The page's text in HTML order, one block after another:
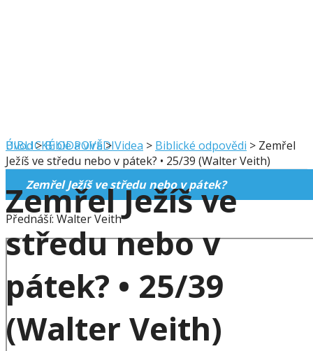
BIBLICKÉ ODPOVĚDI
Zemřel Ježíš ve
středu nebo v
pátek? • 25/39
(Walter Veith)
Úvod>Bible a víra>Videa > Biblické odpovědi > Zemřel
Ježíš ve středu nebo v pátek? • 25/39 (Walter Veith)
Zemřel Ježíš ve středu nebo v pátek?
Přednáší: Walter Veith